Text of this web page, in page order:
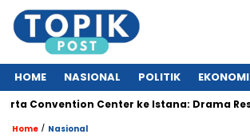
HOME NASIONAL POLITIK EKONOMI
Center ke Istana: Drama
Home / Nasional